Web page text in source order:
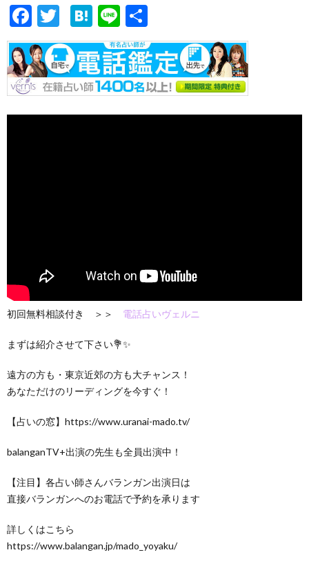
F
ac
e
b
o
T
w
itt
er
H
at
e
n
a
Li
n
e
有
初回無料相談付き ＞＞ 電話占いヴェルニ
まずは紹介させて下さい💐✨
遠方の方も・東京近郊の方も大チャンス！
あなただけのリーディングを今すぐ！
【占いの窓】https://www.uranai-mado.tv/
balanganTV+出演の先生も全員出演中！
【注目】各占い師さんバランガン出演日は
直接バランガンへのお電話で予約を承ります
詳しくはこちら
https://www.balangan.jp/mado_yoyaku/